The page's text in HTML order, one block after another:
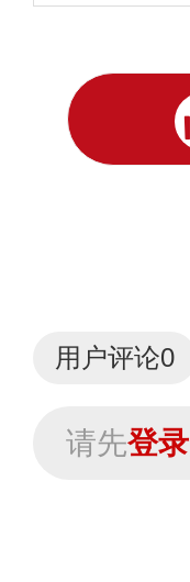
用户评论0
请先登录